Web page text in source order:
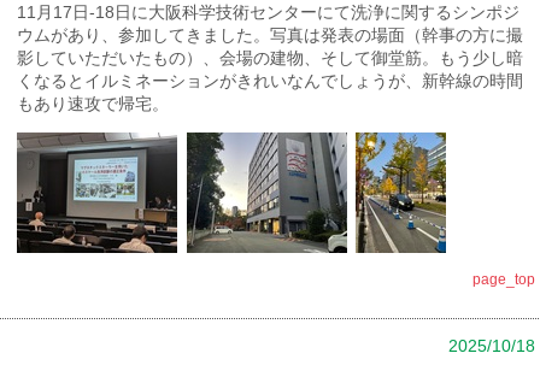
11月17日-18日に大阪科学技術センターにて洗浄に関するシンポジ
ウムがあり、参加してきました。写真は発表の場面（幹事の方に撮
影していただいたもの）、会場の建物、そして御堂筋。もう少し暗
くなるとイルミネーションがきれいなんでしょうが、新幹線の時間
もあり速攻で帰宅。
page_top
2025/10/18